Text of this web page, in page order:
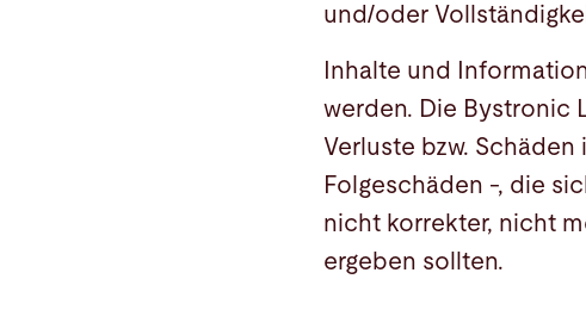
und/oder
Inhalte und
werden. Die Bystronic
Verluste bzw.
Folgeschäden -, die
nicht korrekter, nicht
ergeben sollten.